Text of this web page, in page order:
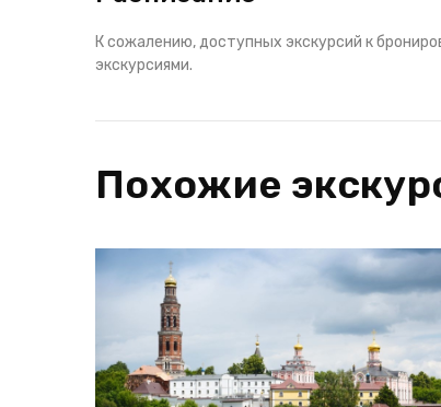
К сожалению, доступных экскурсий к
экскурсиями.
Похожие